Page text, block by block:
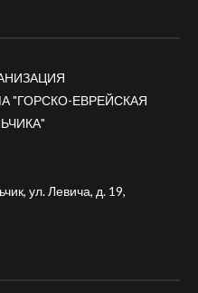
"ГОРСКО-ЕВРЕЙСКАЯ
ул. Левича, д. 19,